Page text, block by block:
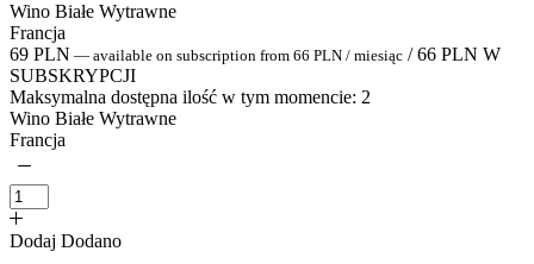
Wino Białe Wytrawne
Francja
69 PLN — available on subscription from 66 PLN / miesiąc / 66 PLN W
SUBSKRYPCJI
Maksymalna dostępna ilość w tym momencie: 2
Wino Białe Wytrawne
Francja
Dodaj Dodano